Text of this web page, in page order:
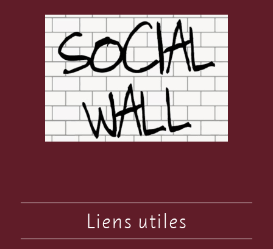
Liens utiles